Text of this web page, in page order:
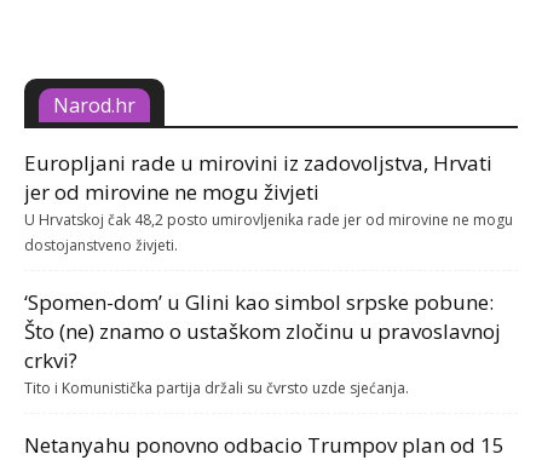
Narod.hr
Europljani rade u mirovini iz zadovoljstva, Hrvati
jer od mirovine ne mogu živjeti
U Hrvatskoj čak 48,2 posto umirovljenika rade jer od mirovine ne mogu
dostojanstveno živjeti.
‘Spomen-dom’ u Glini kao simbol srpske pobune:
Što (ne) znamo o ustaškom zločinu u pravoslavnoj
crkvi?
Tito i Komunistička partija držali su čvrsto uzde sjećanja.
Netanyahu ponovno odbacio Trumpov plan od 15